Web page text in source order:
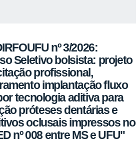
nº 3/2026:
Seletivo bolsista: projeto
profissional,
implantação fluxo
tecnologia aditiva para
próteses dentárias e
oclusais impressos no
nº 008 entre MS e UFU"